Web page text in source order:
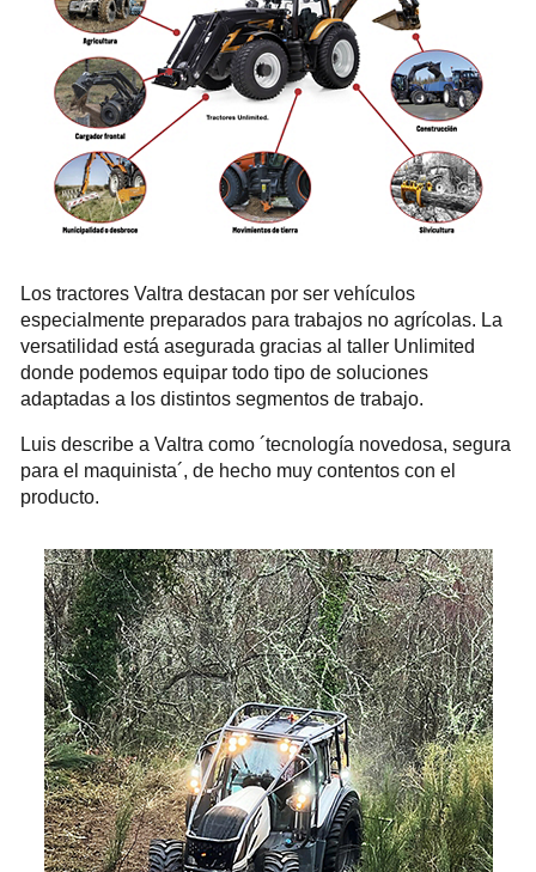
Los tractores Valtra destacan por ser vehículos
especialmente preparados para trabajos no agrícolas. La
versatilidad está asegurada gracias al taller Unlimited
donde podemos equipar todo tipo de soluciones
adaptadas a los distintos segmentos de trabajo.
Luis describe a Valtra como ´tecnología novedosa, segura
para el maquinista´, de hecho muy contentos con el
producto.